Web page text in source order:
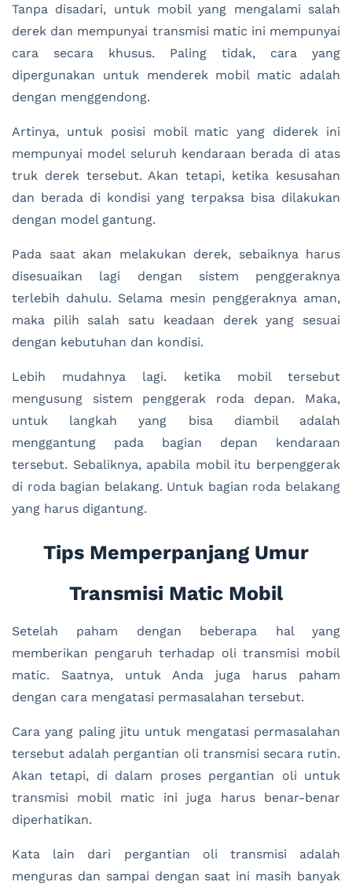
Tanpa disadari, untuk mobil yang mengalami salah
derek dan mempunyai transmisi matic ini mempunyai
cara secara khusus. Paling tidak, cara yang
dipergunakan untuk menderek mobil matic adalah
dengan menggendong.
Artinya, untuk posisi mobil matic yang diderek ini
mempunyai model seluruh kendaraan berada di atas
truk derek tersebut. Akan tetapi, ketika kesusahan
dan berada di kondisi yang terpaksa bisa dilakukan
dengan model gantung.
Pada saat akan melakukan derek, sebaiknya harus
disesuaikan lagi dengan sistem penggeraknya
terlebih dahulu. Selama mesin penggeraknya aman,
maka pilih salah satu keadaan derek yang sesuai
dengan kebutuhan dan kondisi.
Lebih mudahnya lagi. ketika mobil tersebut
mengusung sistem penggerak roda depan. Maka,
untuk langkah yang bisa diambil adalah
menggantung pada bagian depan kendaraan
tersebut. Sebaliknya, apabila mobil itu berpenggerak
di roda bagian belakang. Untuk bagian roda belakang
yang harus digantung.
Tips Memperpanjang Umur
Transmisi Matic Mobil
Setelah paham dengan beberapa hal yang
memberikan pengaruh terhadap oli transmisi mobil
matic. Saatnya, untuk Anda juga harus paham
dengan cara mengatasi permasalahan tersebut.
Cara yang paling jitu untuk mengatasi permasalahan
tersebut adalah pergantian oli transmisi secara rutin.
Akan tetapi, di dalam proses pergantian oli untuk
transmisi mobil matic ini juga harus benar-benar
diperhatikan.
Kata lain dari pergantian oli transmisi adalah
menguras dan sampai dengan saat ini masih banyak